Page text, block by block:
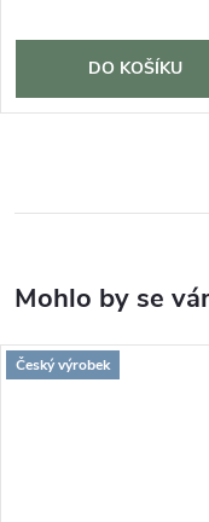
DO KOŠÍKU
Český výrobek